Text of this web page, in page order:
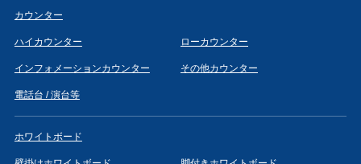
カウンター
ハイカウンター ローカウンター
インフォメーションカウンター その他カウンター
電話台 / 演台等
ホワイトボード